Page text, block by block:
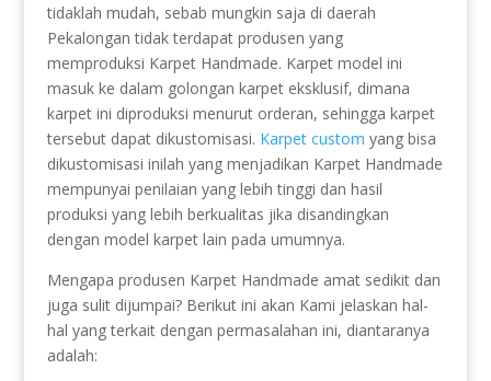
tidaklah mudah, sebab mungkin saja di daerah
Pekalongan tidak terdapat produsen yang
memproduksi Karpet Handmade. Karpet model ini
masuk ke dalam golongan karpet eksklusif, dimana
karpet ini diproduksi menurut orderan, sehingga karpet
tersebut dapat dikustomisasi. Karpet custom yang bisa
dikustomisasi inilah yang menjadikan Karpet Handmade
mempunyai penilaian yang lebih tinggi dan hasil
produksi yang lebih berkualitas jika disandingkan
dengan model karpet lain pada umumnya.
Mengapa produsen Karpet Handmade amat sedikit dan
juga sulit dijumpai? Berikut ini akan Kami jelaskan hal-
hal yang terkait dengan permasalahan ini, diantaranya
adalah: